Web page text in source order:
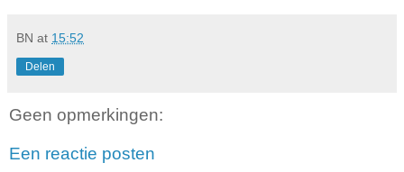
BN at 15:52
Delen
Geen opmerkingen:
Een reactie posten